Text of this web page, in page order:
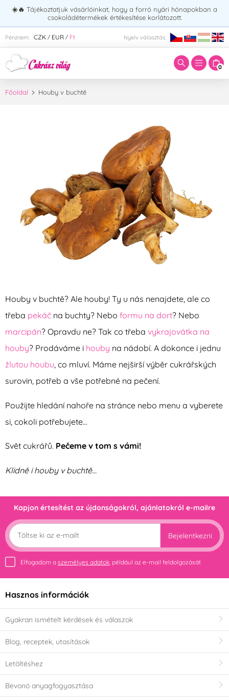
☀️🔥 Tájékoztatjuk vásárlóinkat, hogy a forró nyári hónapokban a
csokoládétermékek értékesítése korlátozott.
Pénznem: CZK / EUR / Ft Nyelv választás:
0
Adja meg a keresett kifejezést:
Főoldal Houby v buchtě
Houby v buchtě? Ale houby! Ty u nás nenajdete, ale co
třeba pekáč na buchty? Nebo formu na dort? Nebo
marcipán? Opravdu ne? Tak co třeba vykrajovátka na
houby? Prodáváme i houby na nádobí. A dokonce i jednu
žlutou houbu, co mluví. Máme nejširší výběr cukrářských
surovin, potřeb a vše potřebné na pečení.
Použijte hledání nahoře na stránce nebo menu a vyberete
si, cokoli potřebujete...
Svět cukrářů. Pečeme v tom s vámi!
Klidně i houby v buchtě...
Kapjon értesítést az újdonságokról, ajánlatokról e-mailre
Bejelentkezni
Elfogadom a személyes adatok, például az e-mail feldolgozását
Hasznos információk
Gyakran ismételt kérdések és válaszok
Blog, receptek, utasítások
Letöltéshez
Bevonó anyagfogyasztása